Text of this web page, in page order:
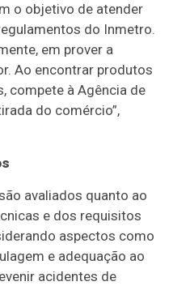
o objetivo de atender
do Inmetro.
em prover a
Ao encontrar produtos
compete à Agência de
do comércio”,
avaliados quanto ao
e dos requisitos
aspectos como
e adequação ao
acidentes de